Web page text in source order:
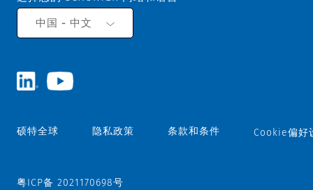
中国 - 中文
硕特全球 隐私政策 条款和条件 Cookie偏好
粤ICP备 2021170698号